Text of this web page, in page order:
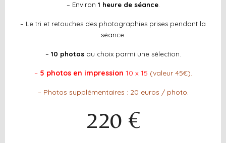
– Environ 1 heure de séance.
– Le tri et retouches des photographies prises pendant la
séance.
– 10 photosau choix parmi une sélection.
– 5 photos en impression 10 x 15 (valeur 45€).
– Photos supplémentaires : 20 euros / photo.
220 €